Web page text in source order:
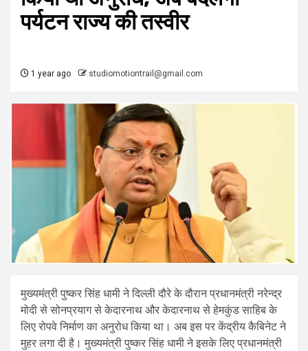
पर्यटन राज्‍य की तस्‍वीर
1 year ago studiomotiontrail@gmail.com
मुख्यमंत्री पुष्कर सिंह धामी ने दिल्ली दौरे के दौरान प्रधानमंत्री नरेन्द्र
मोदी से सोनप्रयाग से केदारनाथ और केदारनाथ से हेमकुंड साहिब के
लिए रोपवे निर्माण का अनुरोध किया था। अब इस पर केंद्रीय कैबिनेट ने
मुहर लगा दी है। मुख्यमंत्री पुष्कर सिंह धामी ने इसके लिए प्रधानमंत्री